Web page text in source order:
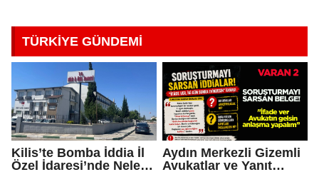
TÜRKİYE GÜNDEMİ
Kilis’te Bomba İddia İl
Özel İdaresi’nde Neler
Aydın Merkezli Gizemli
Avukatlar ve Yanıt